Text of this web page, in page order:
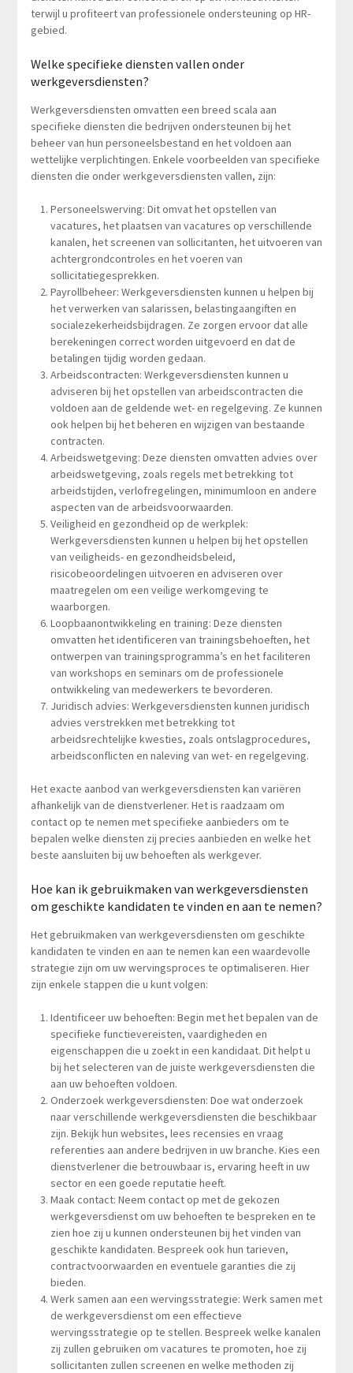
terwijl u profiteert van professionele ondersteuning op HR-
gebied.
Welke specifieke diensten vallen onder
werkgeversdiensten?
Werkgeversdiensten omvatten een breed scala aan
specifieke diensten die bedrijven ondersteunen bij het
beheer van hun personeelsbestand en het voldoen aan
wettelijke verplichtingen. Enkele voorbeelden van specifieke
diensten die onder werkgeversdiensten vallen, zijn:
Personeelswerving: Dit omvat het opstellen van
vacatures, het plaatsen van vacatures op verschillende
kanalen, het screenen van sollicitanten, het uitvoeren van
achtergrondcontroles en het voeren van
sollicitatiegesprekken.
Payrollbeheer: Werkgeversdiensten kunnen u helpen bij
het verwerken van salarissen, belastingaangiften en
socialezekerheidsbijdragen. Ze zorgen ervoor dat alle
berekeningen correct worden uitgevoerd en dat de
betalingen tijdig worden gedaan.
Arbeidscontracten: Werkgeversdiensten kunnen u
adviseren bij het opstellen van arbeidscontracten die
voldoen aan de geldende wet- en regelgeving. Ze kunnen
ook helpen bij het beheren en wijzigen van bestaande
contracten.
Arbeidswetgeving: Deze diensten omvatten advies over
arbeidswetgeving, zoals regels met betrekking tot
arbeidstijden, verlofregelingen, minimumloon en andere
aspecten van de arbeidsvoorwaarden.
Veiligheid en gezondheid op de werkplek:
Werkgeversdiensten kunnen u helpen bij het opstellen
van veiligheids- en gezondheidsbeleid,
risicobeoordelingen uitvoeren en adviseren over
maatregelen om een veilige werkomgeving te
waarborgen.
Loopbaanontwikkeling en training: Deze diensten
omvatten het identificeren van trainingsbehoeften, het
ontwerpen van trainingsprogramma’s en het faciliteren
van workshops en seminars om de professionele
ontwikkeling van medewerkers te bevorderen.
Juridisch advies: Werkgeversdiensten kunnen juridisch
advies verstrekken met betrekking tot
arbeidsrechtelijke kwesties, zoals ontslagprocedures,
arbeidsconflicten en naleving van wet- en regelgeving.
Het exacte aanbod van werkgeversdiensten kan variëren
afhankelijk van de dienstverlener. Het is raadzaam om
contact op te nemen met specifieke aanbieders om te
bepalen welke diensten zij precies aanbieden en welke het
beste aansluiten bij uw behoeften als werkgever.
Hoe kan ik gebruikmaken van werkgeversdiensten
om geschikte kandidaten te vinden en aan te nemen?
Het gebruikmaken van werkgeversdiensten om geschikte
kandidaten te vinden en aan te nemen kan een waardevolle
strategie zijn om uw wervingsproces te optimaliseren. Hier
zijn enkele stappen die u kunt volgen:
Identificeer uw behoeften: Begin met het bepalen van de
specifieke functievereisten, vaardigheden en
eigenschappen die u zoekt in een kandidaat. Dit helpt u
bij het selecteren van de juiste werkgeversdiensten die
aan uw behoeften voldoen.
Onderzoek werkgeversdiensten: Doe wat onderzoek
naar verschillende werkgeversdiensten die beschikbaar
zijn. Bekijk hun websites, lees recensies en vraag
referenties aan andere bedrijven in uw branche. Kies een
dienstverlener die betrouwbaar is, ervaring heeft in uw
sector en een goede reputatie heeft.
Maak contact: Neem contact op met de gekozen
werkgeversdienst om uw behoeften te bespreken en te
zien hoe zij u kunnen ondersteunen bij het vinden van
geschikte kandidaten. Bespreek ook hun tarieven,
contractvoorwaarden en eventuele garanties die zij
bieden.
Werk samen aan een wervingsstrategie: Werk samen met
de werkgeversdienst om een effectieve
wervingsstrategie op te stellen. Bespreek welke kanalen
zij zullen gebruiken om vacatures te promoten, hoe zij
sollicitanten zullen screenen en welke methoden zij